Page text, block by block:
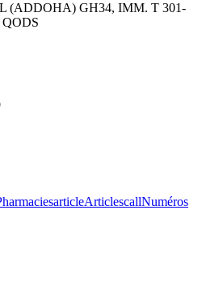
(ADDOHA) GH34, IMM. T 301-
articleArticlescallNuméros